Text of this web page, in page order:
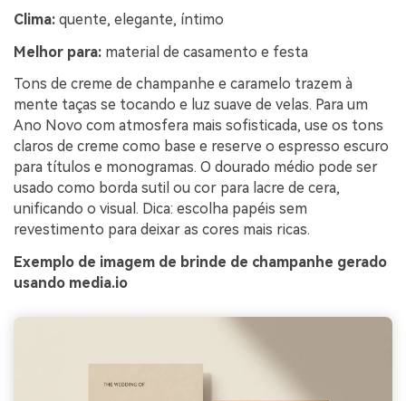
Clima: quente, elegante, íntimo
Melhor para: material de casamento e festa
Tons de creme de champanhe e caramelo trazem à
mente taças se tocando e luz suave de velas. Para um
Ano Novo com atmosfera mais sofisticada, use os tons
claros de creme como base e reserve o espresso escuro
para títulos e monogramas. O dourado médio pode ser
usado como borda sutil ou cor para lacre de cera,
unificando o visual. Dica: escolha papéis sem
revestimento para deixar as cores mais ricas.
Exemplo de imagem de brinde de champanhe gerado
usando media.io